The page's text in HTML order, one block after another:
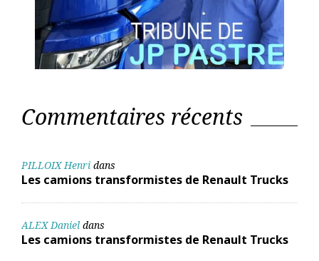
Commentaires récents
PILLOIX Henri dans
Les camions transformistes de Renault Trucks
ALEX Daniel dans
Les camions transformistes de Renault Trucks